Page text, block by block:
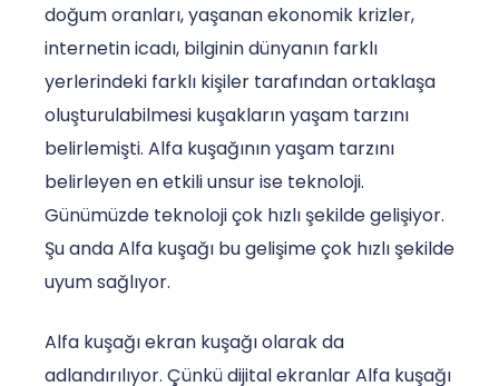
doğum oranları, yaşanan ekonomik krizler,
internetin icadı, bilginin dünyanın farklı
yerlerindeki farklı kişiler tarafından ortaklaşa
oluşturulabilmesi kuşakların yaşam tarzını
belirlemişti. Alfa kuşağının yaşam tarzını
belirleyen en etkili unsur ise teknoloji.
Günümüzde teknoloji çok hızlı şekilde gelişiyor.
Şu anda Alfa kuşağı bu gelişime çok hızlı şekilde
uyum sağlıyor.
Alfa kuşağı ekran kuşağı olarak da
adlandırılıyor. Çünkü dijital ekranlar Alfa kuşağı